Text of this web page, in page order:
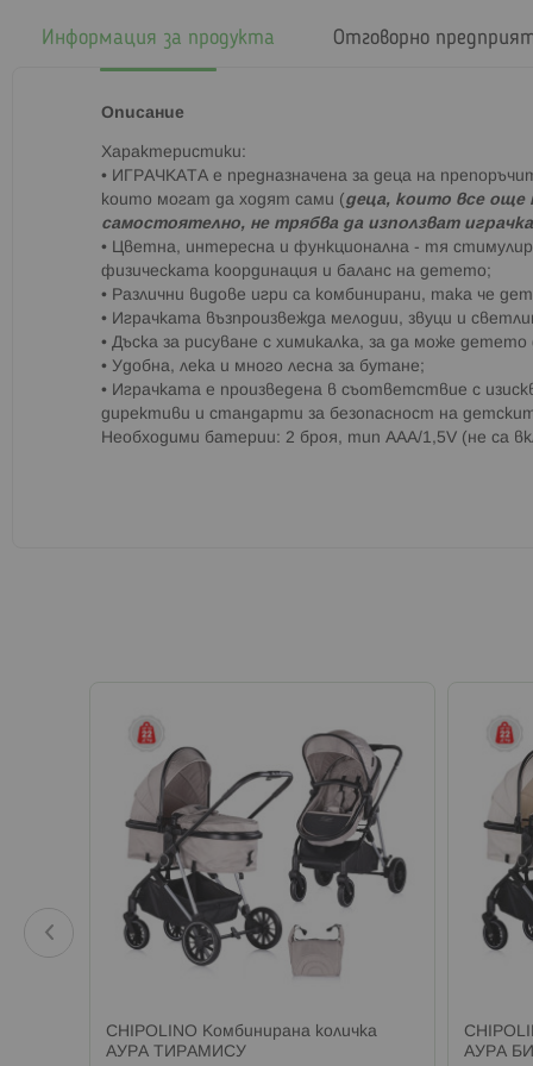
Информация за продукта
Описание
Характеристики:
• ИГРАЧКАТА е предназначена за деца на
които могат да ходят сами (деца, които все още
самостоятелно, не трябва да използват
• Цветна, интересна и функционална - тя
физическата координация и баланс на детето;
• Различни видове игри са комбинирани, така че
• Играчката възпроизвежда мелодии, звуци и
• Дъска за рисуване с химикалка, за да може
• Удобна, лека и много лесна за бутане;
• Играчката е произведена в съответствие с
директиви и стандарти за безопасност на
Необходими батерии: 2 броя, тип AАА/1,5V (не са
Отговорно
CHIPOLINO Комбинирана количка
АУРА ТИРАМИСУ
АУРА